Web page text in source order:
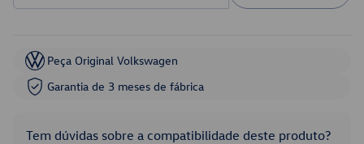
Peça Original Volkswagen
Garantia de 3 meses de fábrica
Tem dúvidas sobre a compatibilidade deste produto?